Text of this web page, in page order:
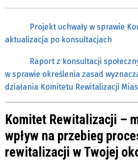
Projekt uchwały w sprawie
aktualizacja po konsultacjach
Raport z konsultacji
w sprawie określenia zasad
działania Komitetu Rewitalizacji
Komitet Rewitalizacji –
wpływ na przebieg
rewitalizacji w Twojej